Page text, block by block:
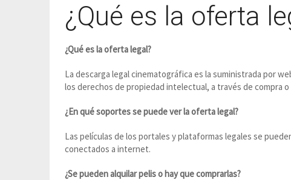
¿Qué es la oferta
¿Qué es la oferta legal?
La descarga legal cinematográfica es la suministrada por
los derechos de propiedad intelectual, a través de compra
¿En qué soportes se puede ver la oferta legal?
Las películas de los portales y plataformas legales se
conectados a internet.
¿Se pueden alquilar pelis o hay que comprarlas?